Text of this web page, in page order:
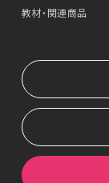
教材・関連商品